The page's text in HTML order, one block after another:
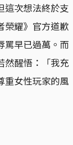
這次想法終於支
榮耀》官方道歉
罵早已過萬。而
然醒悟：「我充
重女性玩家的風